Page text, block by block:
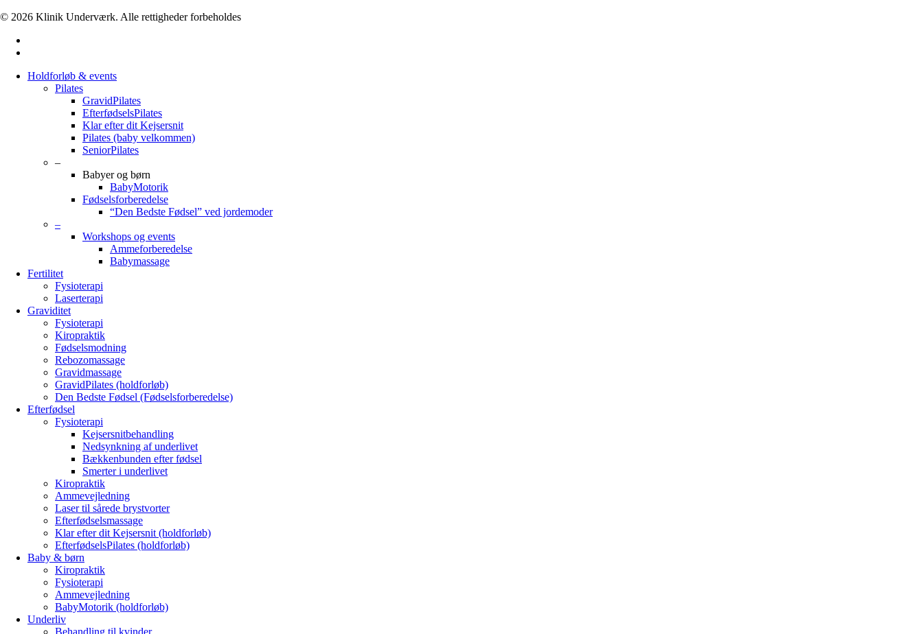
© 2026 Klinik Underværk. Alle rettigheder forbeholdes
Close
Holdforløb & events
Pilates
GravidPilates
EfterfødselsPilates
Klar efter dit Kejsersnit
Pilates (baby velkommen)
SeniorPilates
–
Babyer og børn
BabyMotorik
Fødselsforberedelse
“Den Bedste Fødsel” ved jordemoder
–
Workshops og events
Ammeforberedelse
Babymassage
Fertilitet
Fysioterapi
Laserterapi
Graviditet
Fysioterapi
Kiropraktik
Fødselsmodning
Rebozomassage
Gravidmassage
GravidPilates (holdforløb)
Den Bedste Fødsel (Fødselsforberedelse)
Efterfødsel
Fysioterapi
Kejsersnitbehandling
Nedsynkning af underlivet
Bækkenbunden efter fødsel
Smerter i underlivet
Kiropraktik
Ammevejledning
Laser til sårede brystvorter
Efterfødselsmassage
Klar efter dit Kejsersnit (holdforløb)
EfterfødselsPilates (holdforløb)
Baby & børn
Kiropraktik
Fysioterapi
Ammevejledning
BabyMotorik (holdforløb)
Underliv
Behandling til kvinder